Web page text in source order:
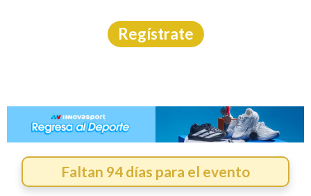
Regístrate
Faltan 94 días para el evento